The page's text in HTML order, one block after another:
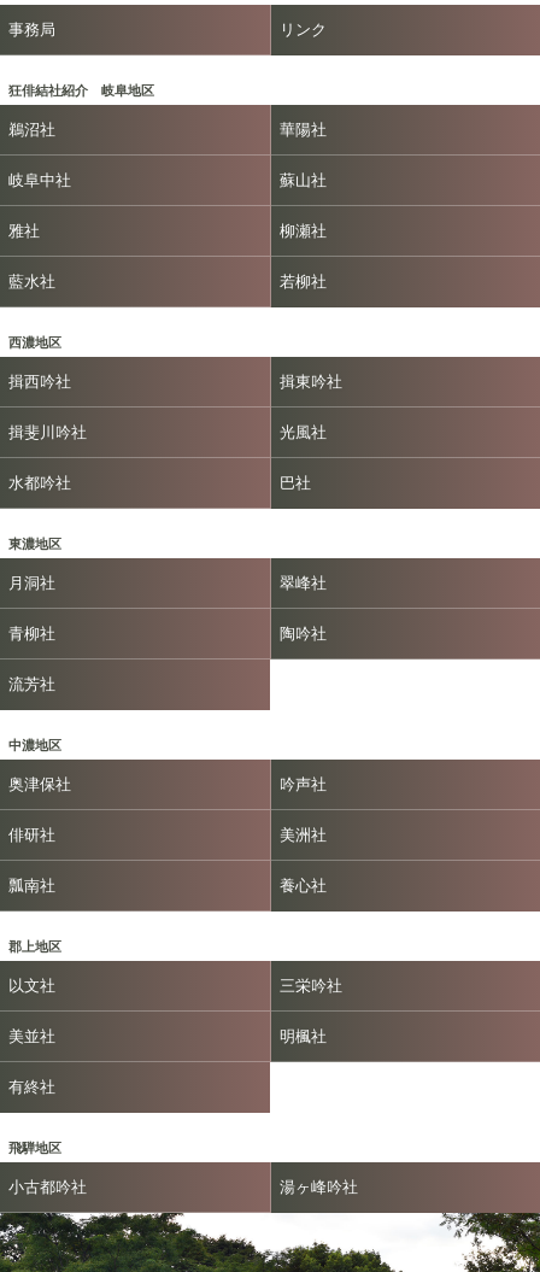
事務局 リンク
狂俳結社紹介 岐阜地区
鵜沼社 華陽社
岐阜中社 蘇山社
雅社 柳瀬社
藍水社 若柳社
西濃地区
揖西吟社 揖東吟社
揖斐川吟社 光風社
水都吟社 巴社
東濃地区
月洞社 翠峰社
青柳社 陶吟社
流芳社
中濃地区
奥津保社 吟声社
俳研社 美洲社
瓢南社 養心社
郡上地区
以文社 三栄吟社
美並社 明楓社
有終社
飛騨地区
小古都吟社 湯ヶ峰吟社